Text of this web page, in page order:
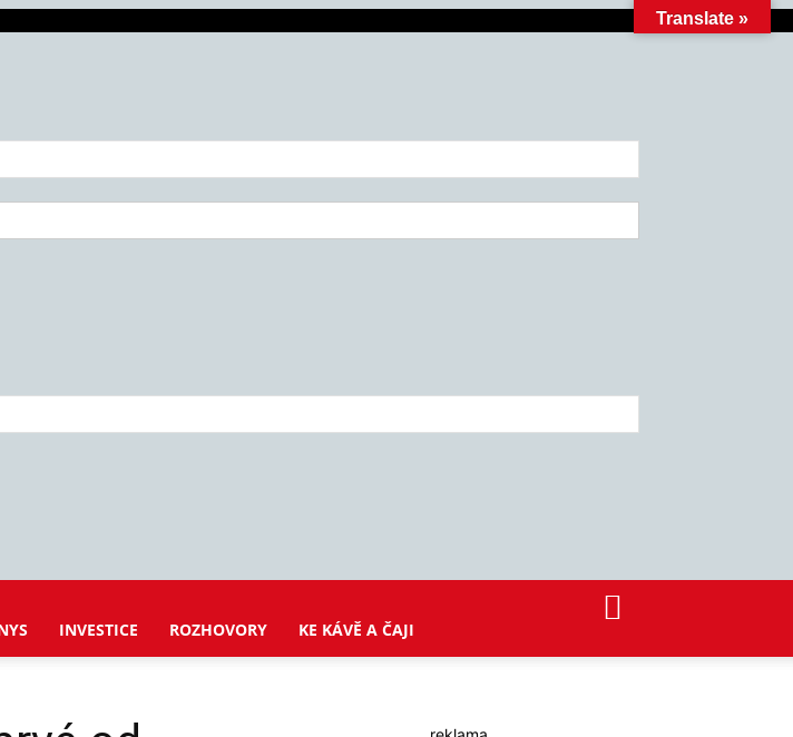
INVESTICE ROZHOVORY KE KÁVĚ A ČAJI
Translate »